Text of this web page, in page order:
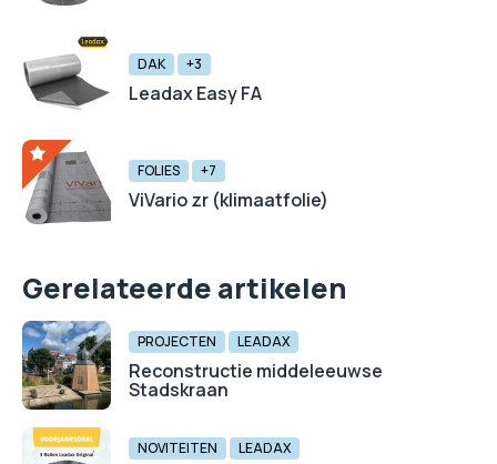
DAK +3
Leadax Easy FA
FOLIES +7
ViVario zr (klimaatfolie)
Gerelateerde artikelen
PROJECTEN LEADAX
Reconstructie middeleeuwse
Stadskraan
NOVITEITEN LEADAX